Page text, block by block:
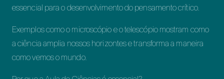
essencial para o desenvolvimento do pensamento crítico.
Exemplos como o microscópio e o telescópio mostram como
a ciência amplia nossos horizontes e transforma a maneira
como vemos o mundo.